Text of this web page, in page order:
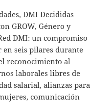
DMI Decididas
GROW, Género y
DMI: un compromiso
seis pilares durante
reconocimiento al
laborales libres de
salarial, alianzas para
comunicación